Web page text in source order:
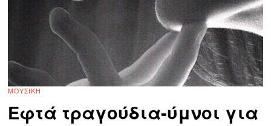
ΜΟΥΣΙΚΉ
Εφτά τραγούδια-ύμνοι για